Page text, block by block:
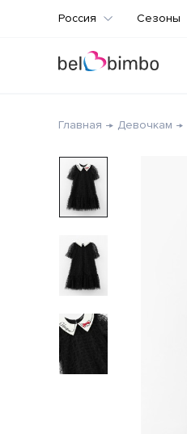
Россия Сезоны
Главная Девочкам